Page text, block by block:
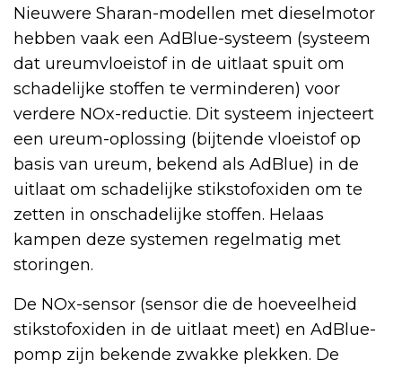
Nieuwere Sharan-modellen met dieselmotor
hebben vaak een AdBlue-systeem (systeem
dat ureumvloeistof in de uitlaat spuit om
schadelijke stoffen te verminderen) voor
verdere NOx-reductie. Dit systeem injecteert
een ureum-oplossing (bijtende vloeistof op
basis van ureum, bekend als AdBlue) in de
uitlaat om schadelijke stikstofoxiden om te
zetten in onschadelijke stoffen. Helaas
kampen deze systemen regelmatig met
storingen.
De NOx-sensor (sensor die de hoeveelheid
stikstofoxiden in de uitlaat meet) en AdBlue-
pomp zijn bekende zwakke plekken. De